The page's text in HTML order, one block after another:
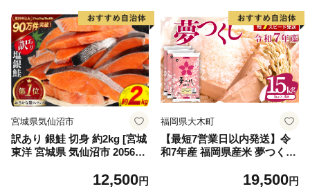
宮城県気仙沼市
訳あり 銀鮭 切身 約2kg [宮城
東洋 宮城県 気仙沼市 205649
格外 不揃い さけ サケ 鮭切身
12,500円
福岡県大木町
【最短7営業日以内発送】令
和7年産 福岡県産米 夢つくし
19,500円